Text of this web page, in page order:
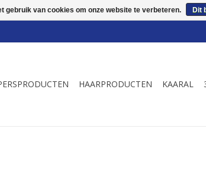
HAARPRODUCTEN KAARAL
gebruik van cookies om onze website te verbeteren. Dit